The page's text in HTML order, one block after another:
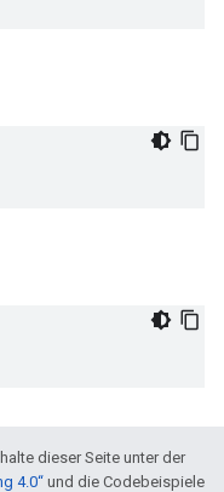
dieser Seite unter der
4.0“ und die Codebeispiele